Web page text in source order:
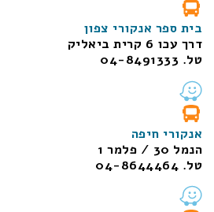
בית ספר אנקורי צפון
דרך עכו 6 קרית ביאליק
טל. 04-8491333
אנקורי חיפה
הנמל 30 / פלמר 1
טל. 04-8644464